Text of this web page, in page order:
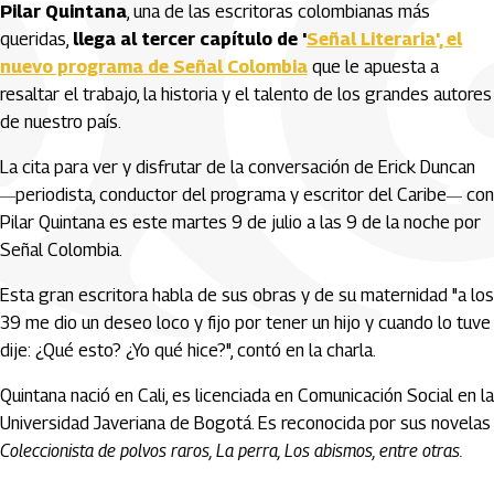
Pilar Quintana, una de las escritoras colombianas más
queridas, llega al tercer capítulo de 'Señal Literaria', el
nuevo programa de Señal Colombia que le apuesta a
resaltar el trabajo, la historia y el talento de los grandes autores
de nuestro país.
La cita para ver y disfrutar de la conversación de Erick Duncan
—periodista, conductor del programa y escritor del Caribe— con
Pilar Quintana es este martes 9 de julio a las 9 de la noche por
Señal Colombia.
Esta gran escritora habla de sus obras y de su maternidad "a los
39 me dio un deseo loco y fijo por tener un hijo y cuando lo tuve
dije: ¿Qué esto? ¿Yo qué hice?", contó en la charla.
Quintana nació en Cali, es licenciada en Comunicación Social en la
Universidad Javeriana de Bogotá. Es reconocida por sus novelas
Coleccionista de polvos raros, La perra, Los abismos, entre otras.